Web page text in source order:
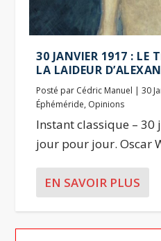
30 JANVIER 1917 : LE
LA LAIDEUR
Posté par Cédric Manuel |30
Éphéméride, Opinions
Instant classique –
jour pour jour. Oscar
EN SAVOIR PLUS